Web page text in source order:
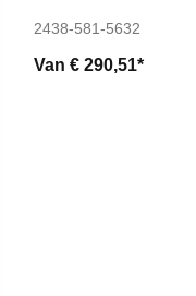
2438-581-5632
Van € 290,51*